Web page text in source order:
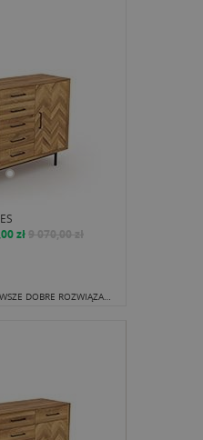
zł9 070,00 zł
DREWNIANE MEBLE TO ZAWSZE DOBRE ROZWIĄZANIE. SZCZEGÓLNIE, GDY MAMY DO CZYNIENIA Z TAK PIĘKNĄ KOLEKCJĄ, JAK ABIES.